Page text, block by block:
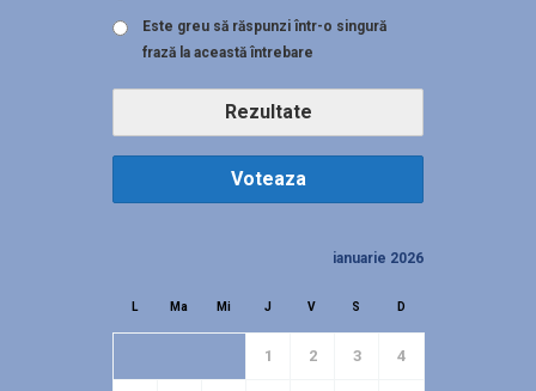
Este greu să răspunzi într-o singură
frază la această întrebare
Rezultate
Voteaza
ianuarie 2026
L Ma Mi J V S D
1 2 3 4